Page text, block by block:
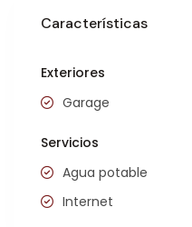
Características
Exteriores
Garage
Servicios
Agua potable
Internet